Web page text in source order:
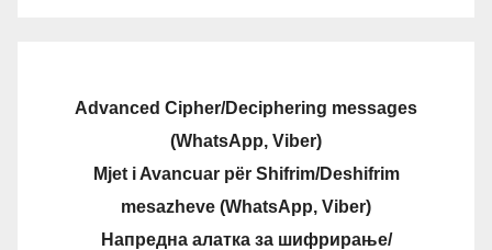
Advanced Cipher/Deciphering messages
(WhatsApp, Viber)
Mjet i Avancuar për Shifrim/Deshifrim
mesazheve (WhatsApp, Viber)
Напредна алатка за шифрирање/